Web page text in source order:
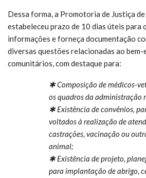
Dessa forma, a Promotoria de Justiça
estabeleceu prazo de 10 dias úteis para
informações e forneça documentação
diversas questões relacionadas ao bem-
comunitários, com destaque para:
✱ Composição de médicos-
os quadros da administração
✱ Existência de convênios,
voltados à realização de
castrações, vacinação ou
animal;
✱ Existência de projeto,
para implantação de abrigo,